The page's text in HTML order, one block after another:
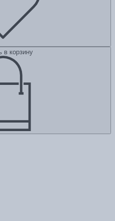
в корзину